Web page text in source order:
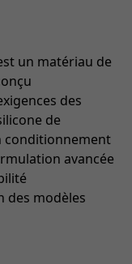
un matériau de
des
de
conditionnement
avancée
des modèles